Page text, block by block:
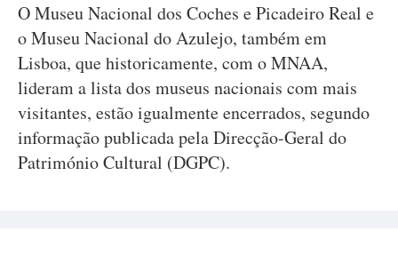
O Museu Nacional dos Coches e Picadeiro Real e
o Museu Nacional do Azulejo, também em
Lisboa, que historicamente, com o MNAA,
lideram a lista dos museus nacionais com mais
visitantes, estão igualmente encerrados, segundo
informação publicada pela Direcção-Geral do
Património Cultural (DGPC).